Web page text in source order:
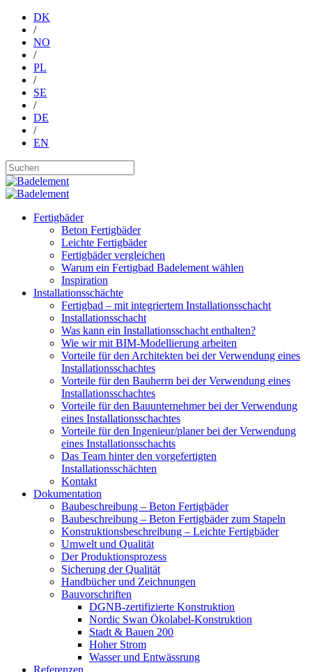
DK
/
NO
/
PL
/
SE
/
DE
/
EN
Fertigbäder
Beton Fertigbäder
Leichte Fertigbäder
Fertigbäder vergleichen
Warum ein Fertigbad Badelement wählen
Inspiration
Installationsschächte
Fertigbad – mit integriertem Installationsschacht
Installationsschacht
Was kann ein Installationsschacht enthalten?
Wie wir mit BIM-Modellierung arbeiten
Vorteile für den Architekten bei der Verwendung eines
Installationsschachtes
Vorteile für den Bauherrn bei der Verwendung eines
Installationsschachtes
Vorteile für den Bauunternehmer bei der Verwendung
eines Installationsschachtes
Vorteile für den Ingenieur/planer bei der Verwendung
eines Installationsschachts
Das Team hinter den vorgefertigten
Installationsschächten
Kontakt
Dokumentation
Baubeschreibung – Beton Fertigbäder
Baubeschreibung – Beton Fertigbäder zum Stapeln
Konstruktionsbeschreibung – Leichte Fertigbäder
Umwelt und Qualität
Der Produktionsprozess
Sicherung der Qualität
Handbücher und Zeichnungen
Bauvorschriften
DGNB-zertifizierte Konstruktion
Nordic Swan Ökolabel-Konstruktion
Stadt & Bauen 200
Hoher Strom
Wasser und Entwässrung
Referenzen